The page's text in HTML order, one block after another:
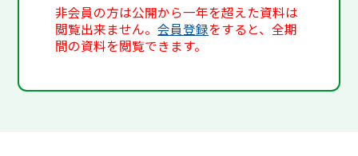
非会員の方は公開から一年を超えた資料は
閲覧出来ません。会員登録をすると、全期
間の資料を閲覧できます。